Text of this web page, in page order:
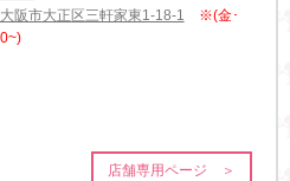
阪市大正区三軒家東1-18-1
※(金･
店舗専用ページ ＞